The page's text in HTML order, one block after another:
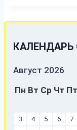
Август 2026
Пн Вт Ср Чт Пт
3
4 5 6 7